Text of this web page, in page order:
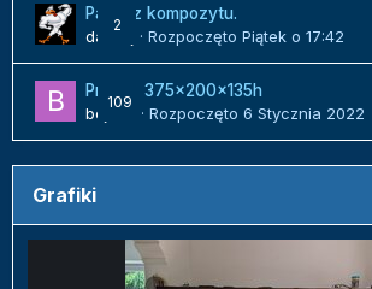
2
Panel z kompozytu.
danielj
· Rozpoczęto Piątek o 17:42
109
Projekt 375x200x135h
bojack
· Rozpoczęto 6 Stycznia 2022
Grafiki